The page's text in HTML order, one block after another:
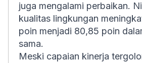
juga mengalami perbaikan.
kualitas lingkungan
poin menjadi 80,85 poin
sama.
Meski capaian kinerja